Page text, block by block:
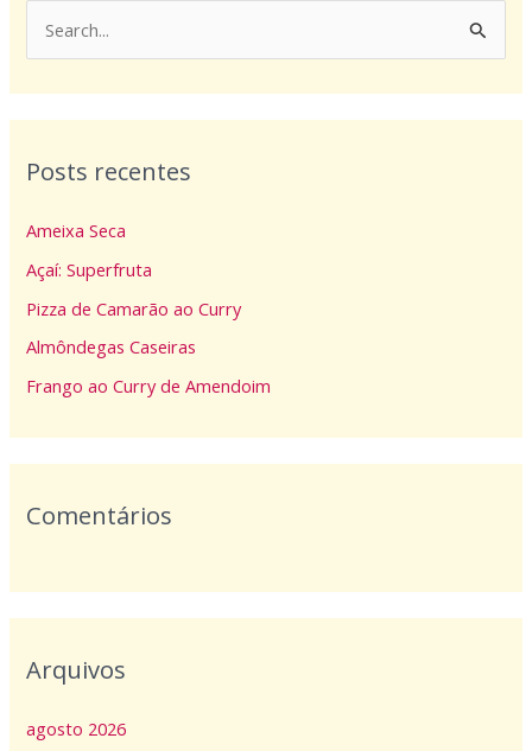
u
s
a
r
p
o
Posts recentes
Ameixa Seca
Açaí: Superfruta
Pizza de Camarão ao Curry
Almôndegas Caseiras
Frango ao Curry de Amendoim
Comentários
Arquivos
agosto 2026